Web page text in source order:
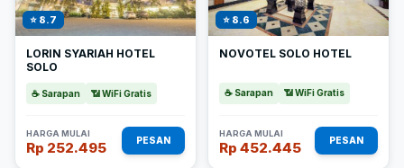
⭐ 8.7
LORIN SYARIAH HOTEL
SOLO
☕ Sarapan 📶 WiFi Gratis
HARGA MULAI
Rp 252.495 PESAN
⭐ 8.6
NOVOTEL SOLO HOTEL
☕ Sarapan 📶 WiFi Gratis
HARGA MULAI
Rp 452.445 PESAN